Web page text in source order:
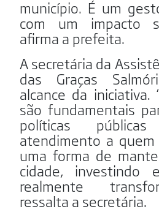
município. É um
com um impacto
afirma a prefeita.
A secretária da
das Graças
alcance da iniciativa.
são fundamentais
políticas
atendimento a quem
uma forma de
cidade, investindo
realmente
ressalta a secretária.